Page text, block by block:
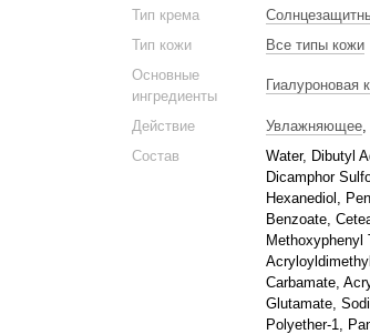
Тип крема
Тип кожи
Все типы кожи
Основные
ингредиенты
Гиалуроновая
Действие Увлажняющее,
Состав
Water, Dibutyl
Dicamphor
Hexanediol,
Benzoate,
Methoxyphenyl
Carbamate,
Glutamate,
Polyether-1,